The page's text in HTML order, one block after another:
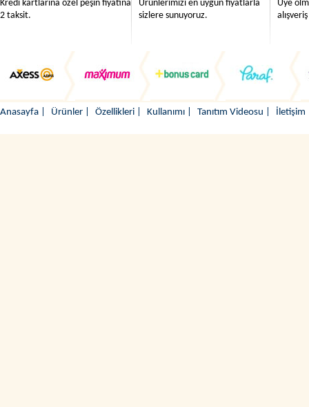
Kredi kartlarına özel peşin fiyatına
2 taksit.
Ürünlerimizi en uygun fiyatlarla
sizlere sunuyoruz.
Üye
Anasayfa Ürünler Özellikleri Kullanımı Tanıtım Videosu İletişim